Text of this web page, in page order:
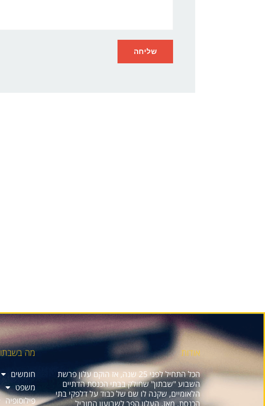
אודות
הכל התחיל לפני 25 שנה, אז הוקם עלון פרשת
השבוע "שבתון" שחולק בבתי הכנסת הדתיים
הלאומיים, שקנה לו שם של כבוד על דלפקי בתי
הכנסת. מאז, העלון הפך לשבועון המוביל
מה
חומשים
משפט
פילוסופיה